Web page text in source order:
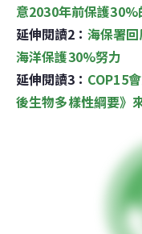
意2030年前保護
延伸閱讀2： 海保署
海洋保護30%努力
延伸閱讀3： COP15
後生物多樣性綱要》